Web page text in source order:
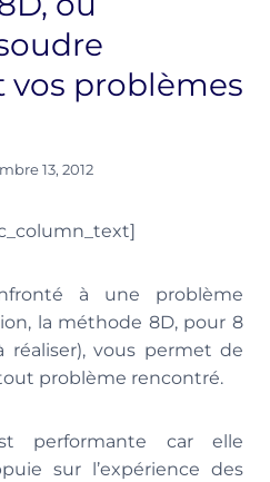
problèmes
13, 2012
à une problème
la méthode 8D, pour 8
réaliser), vous permet de
problème rencontré.
performante car elle
sur l’expérience des